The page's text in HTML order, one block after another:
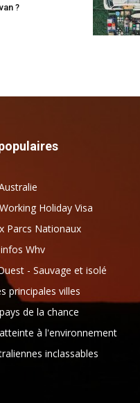
?
Holiday Visa
Parcs Nationaux
Whv
- Sauvage et isolé
principales villes
de la chance
à l'environnement
inclassables